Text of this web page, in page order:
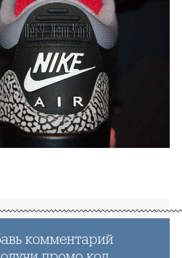
комментарий